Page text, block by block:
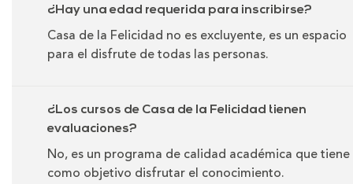
¿Hay una edad requerida para inscribirse?
Casa de la Felicidad no es excluyente, es un espacio
para el disfrute de todas las personas.
¿Los cursos de Casa de la Felicidad tienen
evaluaciones?
No, es un programa de calidad académica que tiene
como objetivo disfrutar el conocimiento.